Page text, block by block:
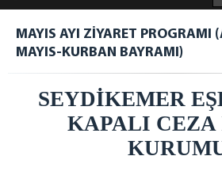
KURUMUMUZ
Kapalı Ceza İnfaz Kurumu
Açık Ceza İnfaz Kurumu
Kurum Yönetimi
Servisler
Güvenlik ve Gözetim Servisi
Psiko-Sosyal Servis
MAYIS AYI ZİYARET PROGRAMI
MAYIS-KURBAN BAYRAMI)
SEYDİKEMER
KAPALI CEZA